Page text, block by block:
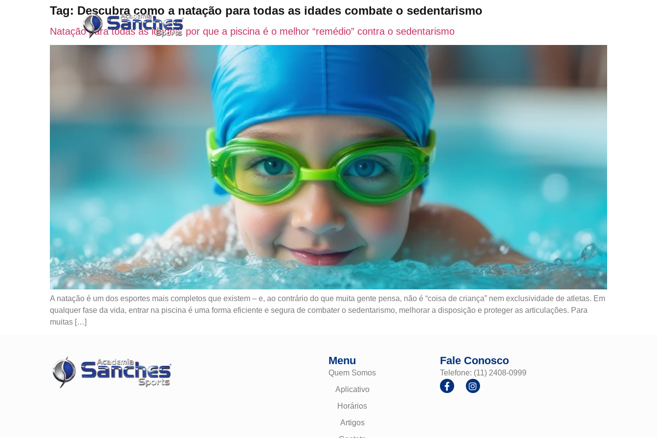
Tag: Descubra como a natação para todas as idades combate o sedentarismo
Natação para todas as idades: por que a piscina é o melhor “remédio” contra o sedentarismo
A natação é um dos esportes mais completos que existem – e, ao contrário do que muita gente pensa, não é “coisa de criança” nem exclusividade de atletas. Em
qualquer fase da vida, entrar na piscina é uma forma eficiente e segura de combater o sedentarismo, melhorar a disposição e proteger as articulações. Para
muitas […]
Menu
Quem Somos
Aplicativo
Horários
Artigos
Fale Conosco
Telefone: (11) 2408-0999